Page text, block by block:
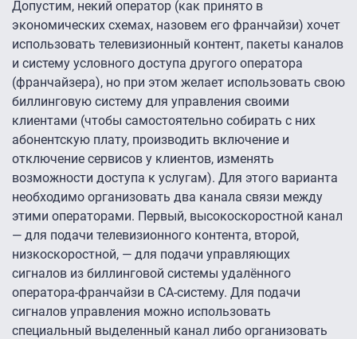
Допустим, некий оператор (как принято в
экономических схемах, назовем его франчайзи) хочет
использовать телевизионный контент, пакеты каналов
и систему условного доступа другого оператора
(франчайзера), но при этом желает использовать свою
биллинговую систему для управления своими
клиентами (чтобы самостоятельно собирать с них
абонентскую плату, производить включение и
отключение сервисов у клиентов, изменять
возможности доступа к услугам). Для этого варианта
необходимо организовать два канала связи между
этими операторами. Первый, высокоскоростной канал
— для подачи телевизионного контента, второй,
низкоскоростной, — для подачи управляющих
сигналов из биллинговой системы удалённого
оператора-франчайзи в CA-систему. Для подачи
сигналов управления можно использовать
специальный выделенный канал либо организовать